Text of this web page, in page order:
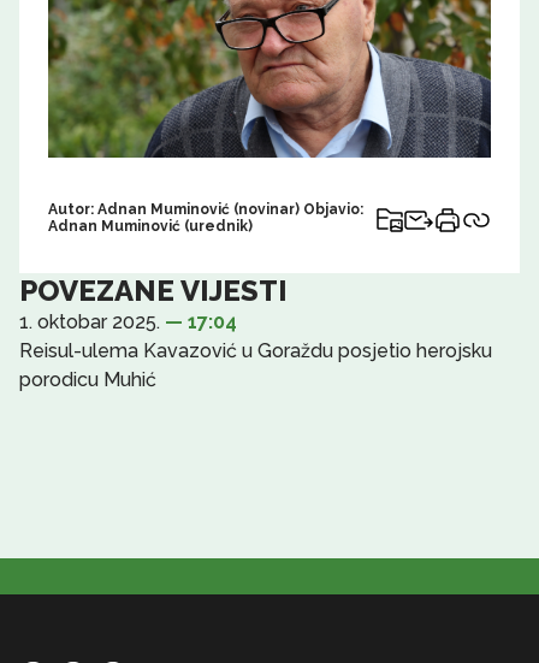
Autor: Adnan Muminović (novinar) Objavio:
Adnan Muminović (urednik)
POVEZANE VIJESTI
1. oktobar 2025. — 17:04
Reisul-ulema Kavazović u Goraždu posjetio herojsku
porodicu Muhić